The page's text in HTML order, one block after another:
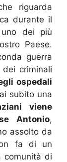
riguarda
durante il
uno dei più
Paese.
guerra
criminali
ospedali
subito una
viene
Antonio,
assolto da
fa di un
comunità di